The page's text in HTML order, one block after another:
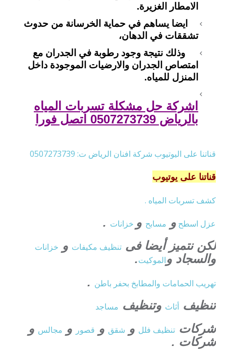
الامطار الغزيرة.
ايضا يساهم في حماية الخرسانة من حدوث
تشققات في الدهان،
وذلك نتيجة وجود رطوبة في الجدران مع
امتصاص الجدران والارضيات الموجودة داخل
المنزل للمياه.
اشركة حل مشكلة تسربات المياه
بالرياض 0507273739 اتصل فورا
قناتنا على اليوتيوب شركة افنان الرياض ت: 0507273739
قناتنا على يوتيوب
كشف تسربات المياه .
عزل اسطح و مسابح و خزانات .
لكن نتميز أيضا فى تنظيف مكيفات و خزانات
والسجاد والموكيت.
تهريب الحمامات والمطابخ بحفر باطن .
تنظيف أثاث وتنظيف مساجد
شركات تنظيف فلل و شقق و قصور و مجالس و
شركات .